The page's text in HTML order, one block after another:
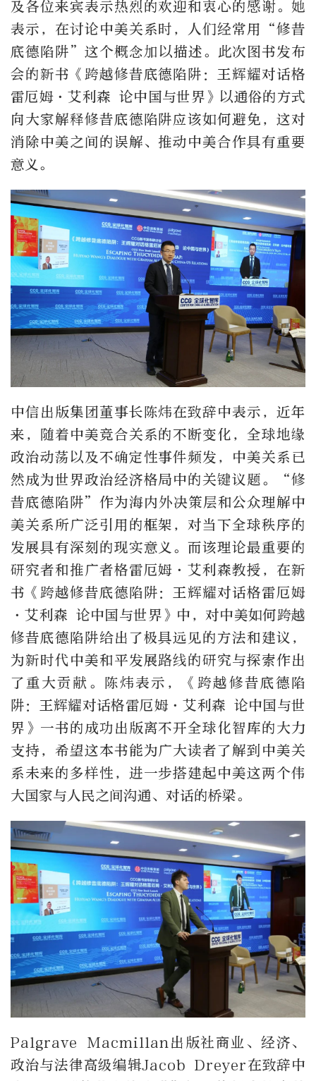
及各位来宾表示热烈的欢迎和衷心的感谢。她
表示，在讨论中美关系时，人们经常用“修昔
底德陷阱”这个概念加以描述。此次图书发布
会的新书《跨越修昔底德陷阱：王辉耀对话格
雷厄姆·艾利森 论中国与世界》以通俗的方式
向大家解释修昔底德陷阱应该如何避免，这对
消除中美之间的误解、推动中美合作具有重要
意义。
中信出版集团董事长陈炜在致辞中表示，近年
来，随着中美竞合关系的不断变化，全球地缘
政治动荡以及不确定性事件频发，中美关系已
然成为世界政治经济格局中的关键议题。“修
昔底德陷阱”作为海内外决策层和公众理解中
美关系所广泛引用的框架，对当下全球秩序的
发展具有深刻的现实意义。而该理论最重要的
研究者和推广者格雷厄姆·艾利森教授，在新
书《跨越修昔底德陷阱：王辉耀对话格雷厄姆
·艾利森 论中国与世界》中，对中美如何跨越
修昔底德陷阱给出了极具远见的方法和建议，
为新时代中美和平发展路线的研究与探索作出
了重大贡献。陈炜表示，《跨越修昔底德陷
阱：王辉耀对话格雷厄姆·艾利森 论中国与世
界》一书的成功出版离不开全球化智库的大力
支持，希望这本书能为广大读者了解到中美关
系未来的多样性，进一步搭建起中美这两个伟
大国家与人民之间沟通、对话的桥梁。
Palgrave Macmillan出版社商业、经济、
政治与法律高级编辑Jacob Dreyer在致辞中